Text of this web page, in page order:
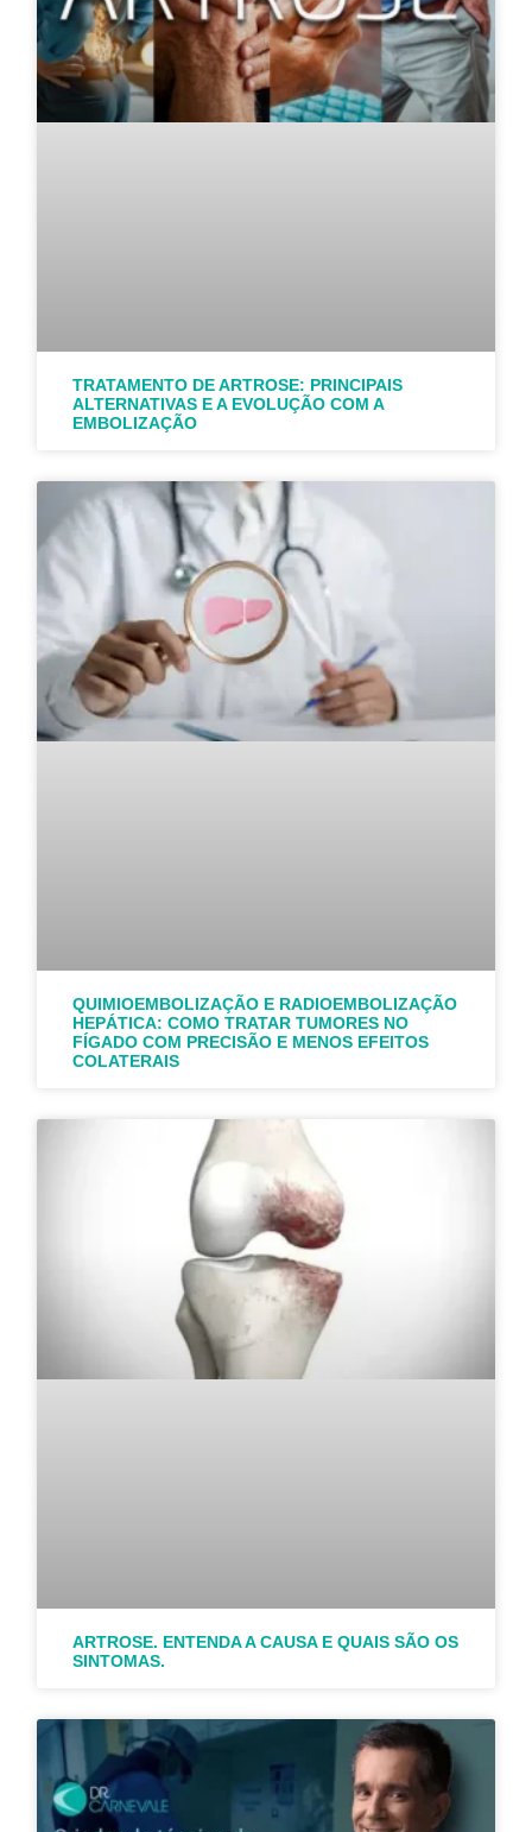
TRATAMENTO DE ARTROSE: PRINCIPAIS
ALTERNATIVAS E A EVOLUÇÃO COM A
EMBOLIZAÇÃO
QUIMIOEMBOLIZAÇÃO E RADIOEMBOLIZAÇÃO
HEPÁTICA: COMO TRATAR TUMORES NO
FÍGADO COM PRECISÃO E MENOS EFEITOS
COLATERAIS
ARTROSE. ENTENDA A CAUSA E QUAIS SÃO OS
SINTOMAS.